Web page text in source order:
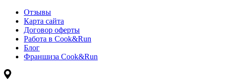
Отзывы
Карта сайта
Договор оферты
Работа в Cook&Run
Блог
Франшиза Cook&Run